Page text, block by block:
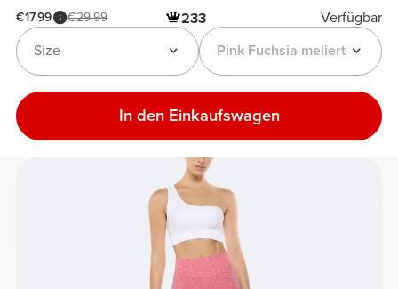
€17.99 €29.99 233
Verfügbar
Pink Fuchsia meliert
Size
In den Einkaufswagen